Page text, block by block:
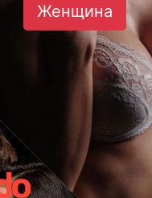
Женщина